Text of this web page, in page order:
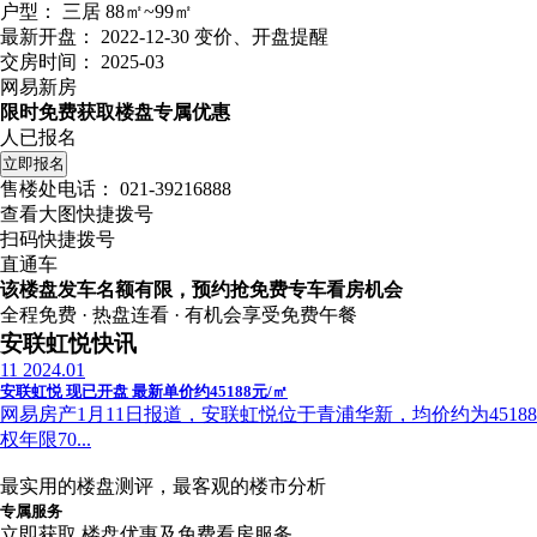
户型：
三居 88㎡~99㎡
最新开盘：
2022-12-30 变价、开盘提醒
交房时间：
2025-03
网易新房
限时免费获取楼盘专属优惠
人已报名
立即报名
售楼处电话：
021-39216888
查看大图快捷拨号
扫码快捷拨号
直通车
该楼盘发车名额有限，预约抢免费专车看房机会
全程免费 · 热盘连看 · 有机会享受免费午餐
安联虹悦快讯
11 2024.01
安联虹悦 现已开盘 最新单价约45188元/㎡
网易房产1月11日报道，安联虹悦位于青浦华新，均价约为
权年限70...
最实用的楼盘测评，最客观的楼市分析
专属服务